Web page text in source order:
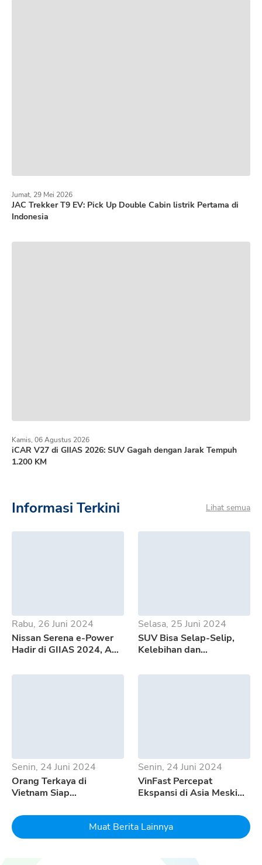
JAC Trekker T9 EV: Pick Up Double Cabin listrik Pertama di
Indonesia
Jumat, 29 Mei 2026
iCAR V27 di GIIAS 2026: SUV Gagah dengan Jarak Tempuh
1.200 KM
Kamis, 06 Agustus 2026
Informasi Terkini Lihat semua
Rabu, 26 Juni 2024
Nissan Serena e-Power
Hadir di GIIAS 2024, Apa
Selasa, 25 Juni 2024
SUV Bisa Selap-Selip,
Kelebihan dan
500
Senin, 24 Juni 2024
Orang Terkaya di
Vietnam Siap
Uangnya Untuk EV
Dream
Senin, 24 Juni 2024
VinFast Percepat
Ekspansi di Asia Meski
Melambat
Muat Berita Lainnya